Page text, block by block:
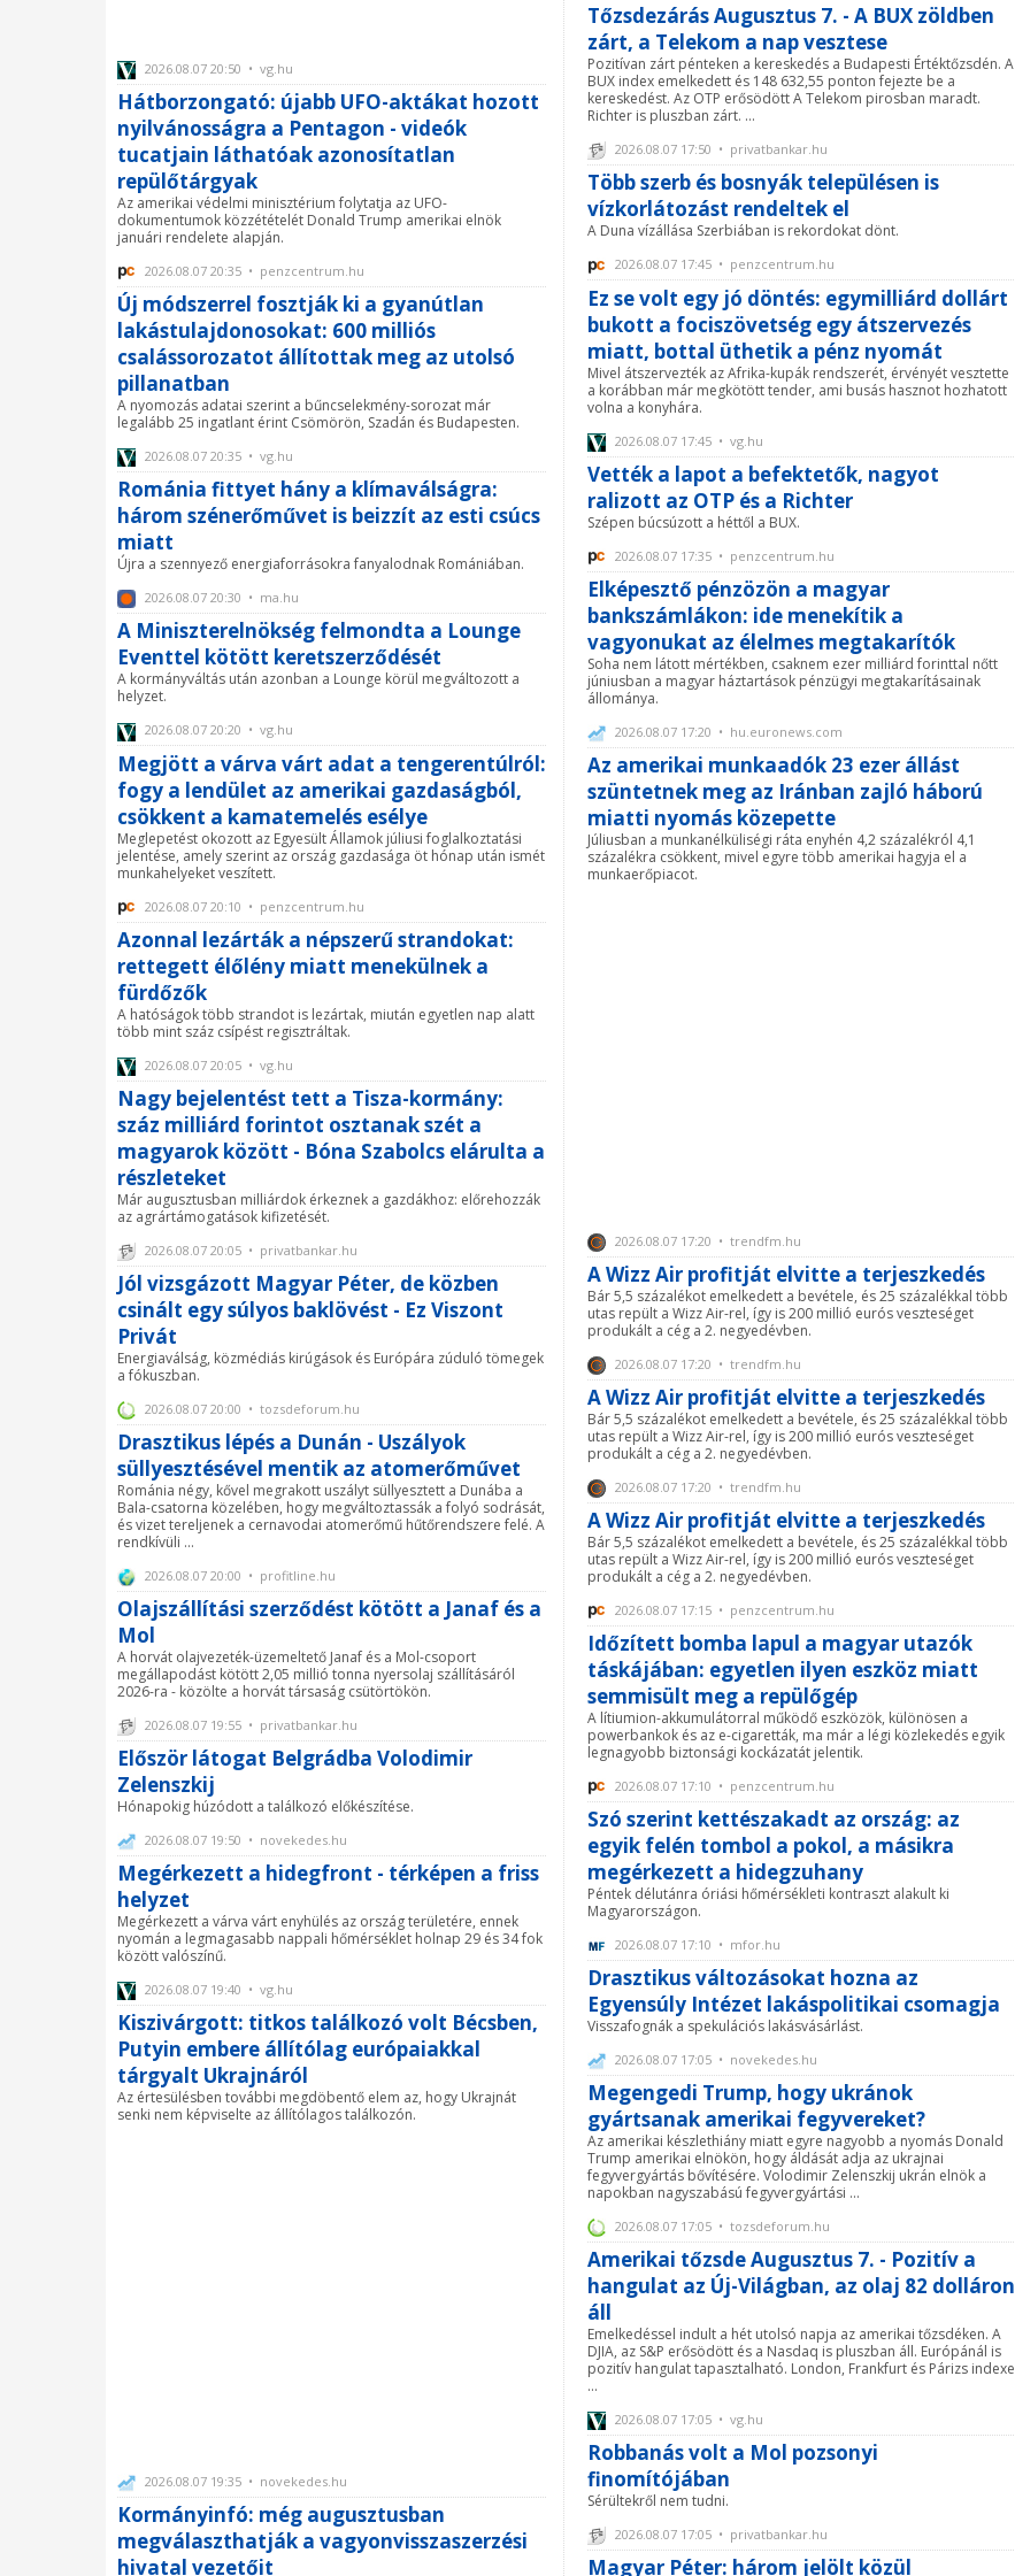
2026.08.07 20:50 • vg.hu
Hátborzongató: újabb UFO-aktákat hozott
nyilvánosságra a Pentagon - videók
tucatjain láthatóak azonosítatlan
repülőtárgyak
Az amerikai védelmi minisztérium folytatja az UFO-
dokumentumok közzétételét Donald Trump amerikai elnök
januári rendelete alapján.
2026.08.07 20:35 • penzcentrum.hu
Új módszerrel fosztják ki a gyanútlan
lakástulajdonosokat: 600 milliós
csalássorozatot állítottak meg az utolsó
pillanatban
A nyomozás adatai szerint a bűncselekmény-sorozat már
legalább 25 ingatlant érint Csömörön, Szadán és Budapesten.
2026.08.07 20:35 • vg.hu
Románia fittyet hány a klímaválságra:
három szénerőművet is beizzít az esti csúcs
miatt
Újra a szennyező energiaforrásokra fanyalodnak Romániában.
2026.08.07 20:30 • ma.hu
A Miniszterelnökség felmondta a Lounge
Eventtel kötött keretszerződését
A kormányváltás után azonban a Lounge körül megváltozott a
helyzet.
2026.08.07 20:20 • vg.hu
Megjött a várva várt adat a tengerentúlról:
fogy a lendület az amerikai gazdaságból,
csökkent a kamatemelés esélye
Meglepetést okozott az Egyesült Államok júliusi foglalkoztatási
jelentése, amely szerint az ország gazdasága öt hónap után ismét
munkahelyeket veszített.
2026.08.07 20:10 • penzcentrum.hu
Azonnal lezárták a népszerű strandokat:
rettegett élőlény miatt menekülnek a
fürdőzők
A hatóságok több strandot is lezártak, miután egyetlen nap alatt
több mint száz csípést regisztráltak.
2026.08.07 20:05 • vg.hu
Nagy bejelentést tett a Tisza-kormány:
száz milliárd forintot osztanak szét a
magyarok között - Bóna Szabolcs elárulta a
részleteket
Már augusztusban milliárdok érkeznek a gazdákhoz: előrehozzák
az agrártámogatások kifizetését.
2026.08.07 20:05 • privatbankar.hu
Jól vizsgázott Magyar Péter, de közben
csinált egy súlyos baklövést - Ez Viszont
Privát
Energiaválság, közmédiás kirúgások és Európára zúduló tömegek
a fókuszban.
2026.08.07 20:00 • tozsdeforum.hu
Drasztikus lépés a Dunán - Uszályok
süllyesztésével mentik az atomerőművet
Románia négy, kővel megrakott uszályt süllyesztett a Dunába a
Bala-csatorna közelében, hogy megváltoztassák a folyó sodrását,
és vizet tereljenek a cernavodai atomerőmű hűtőrendszere felé. A
rendkívüli ...
2026.08.07 20:00 • profitline.hu
Olajszállítási szerződést kötött a Janaf és a
Mol
A horvát olajvezeték-üzemeltető Janaf és a Mol-csoport
megállapodást kötött 2,05 millió tonna nyersolaj szállításáról
2026-ra - közölte a horvát társaság csütörtökön.
2026.08.07 19:55 • privatbankar.hu
Először látogat Belgrádba Volodimir
Zelenszkij
Hónapokig húzódott a találkozó előkészítése.
2026.08.07 19:50 • novekedes.hu
Megérkezett a hidegfront - térképen a friss
helyzet
Megérkezett a várva várt enyhülés az ország területére, ennek
nyomán a legmagasabb nappali hőmérséklet holnap 29 és 34 fok
között valószínű.
2026.08.07 19:40 • vg.hu
Kiszivárgott: titkos találkozó volt Bécsben,
Putyin embere állítólag európaiakkal
tárgyalt Ukrajnáról
Az értesülésben további megdöbentő elem az, hogy Ukrajnát
senki nem képviselte az állítólagos találkozón.
2026.08.07 19:35 • novekedes.hu
Kormányinfó: még augusztusban
megválaszthatják a vagyonvisszaszerzési
hivatal vezetőit
Tőzsdezárás Augusztus 7. - A BUX zöldben
zárt, a Telekom a nap vesztese
Pozitívan zárt pénteken a kereskedés a Budapesti Értéktőzsdén. A
BUX index emelkedett és 148 632,55 ponton fejezte be a
kereskedést. Az OTP erősödött A Telekom pirosban maradt.
Richter is pluszban zárt. ...
2026.08.07 17:50 • privatbankar.hu
Több szerb és bosnyák településen is
vízkorlátozást rendeltek el
A Duna vízállása Szerbiában is rekordokat dönt.
2026.08.07 17:45 • penzcentrum.hu
Ez se volt egy jó döntés: egymilliárd dollárt
bukott a fociszövetség egy átszervezés
miatt, bottal üthetik a pénz nyomát
Mivel átszervezték az Afrika-kupák rendszerét, érvényét vesztette
a korábban már megkötött tender, ami busás hasznot hozhatott
volna a konyhára.
2026.08.07 17:45 • vg.hu
Vették a lapot a befektetők, nagyot
ralizott az OTP és a Richter
Szépen búcsúzott a héttől a BUX.
2026.08.07 17:35 • penzcentrum.hu
Elképesztő pénzözön a magyar
bankszámlákon: ide menekítik a
vagyonukat az élelmes megtakarítók
Soha nem látott mértékben, csaknem ezer milliárd forinttal nőtt
júniusban a magyar háztartások pénzügyi megtakarításainak
állománya.
2026.08.07 17:20 • hu.euronews.com
Az amerikai munkaadók 23 ezer állást
szüntetnek meg az Iránban zajló háború
miatti nyomás közepette
Júliusban a munkanélküliségi ráta enyhén 4,2 százalékról 4,1
százalékra csökkent, mivel egyre több amerikai hagyja el a
munkaerőpiacot.
2026.08.07 17:20 • trendfm.hu
A Wizz Air profitját elvitte a terjeszkedés
Bár 5,5 százalékot emelkedett a bevétele, és 25 százalékkal több
utas repült a Wizz Air-rel, így is 200 millió eurós veszteséget
produkált a cég a 2. negyedévben.
2026.08.07 17:20 • trendfm.hu
A Wizz Air profitját elvitte a terjeszkedés
Bár 5,5 százalékot emelkedett a bevétele, és 25 százalékkal több
utas repült a Wizz Air-rel, így is 200 millió eurós veszteséget
produkált a cég a 2. negyedévben.
2026.08.07 17:20 • trendfm.hu
A Wizz Air profitját elvitte a terjeszkedés
Bár 5,5 százalékot emelkedett a bevétele, és 25 százalékkal több
utas repült a Wizz Air-rel, így is 200 millió eurós veszteséget
produkált a cég a 2. negyedévben.
2026.08.07 17:15 • penzcentrum.hu
Időzített bomba lapul a magyar utazók
táskájában: egyetlen ilyen eszköz miatt
semmisült meg a repülőgép
A lítiumion-akkumulátorral működő eszközök, különösen a
powerbankok és az e-cigaretták, ma már a légi közlekedés egyik
legnagyobb biztonsági kockázatát jelentik.
2026.08.07 17:10 • penzcentrum.hu
Szó szerint kettészakadt az ország: az
egyik felén tombol a pokol, a másikra
megérkezett a hidegzuhany
Péntek délutánra óriási hőmérsékleti kontraszt alakult ki
Magyarországon.
2026.08.07 17:10 • mfor.hu
Drasztikus változásokat hozna az
Egyensúly Intézet lakáspolitikai csomagja
Visszafognák a spekulációs lakásvásárlást.
2026.08.07 17:05 • novekedes.hu
Megengedi Trump, hogy ukránok
gyártsanak amerikai fegyvereket?
Az amerikai készlethiány miatt egyre nagyobb a nyomás Donald
Trump amerikai elnökön, hogy áldását adja az ukrajnai
fegyvergyártás bővítésére. Volodimir Zelenszkij ukrán elnök a
napokban nagyszabású fegyvergyártási ...
2026.08.07 17:05 • tozsdeforum.hu
Amerikai tőzsde Augusztus 7. - Pozitív a
hangulat az Új-Világban, az olaj 82 dolláron
áll
Emelkedéssel indult a hét utolsó napja az amerikai tőzsdéken. A
DJIA, az S&P erősödött és a Nasdaq is pluszban áll. Európánál is
pozitív hangulat tapasztalható. London, Frankfurt és Párizs indexe
...
2026.08.07 17:05 • vg.hu
Robbanás volt a Mol pozsonyi
finomítójában
Sérültekről nem tudni.
2026.08.07 17:05 • privatbankar.hu
Magyar Péter: három jelölt közül